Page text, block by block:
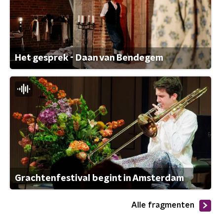
Het gesprek - Daan van Bendegem
Grachtenfestival begint in Amsterdam
Alle fragmenten